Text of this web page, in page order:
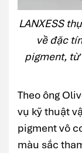
LANXESS
về đặc
pigment, từ
Theo ông
vụ kỹ thuật
pigment vô
màu sắc